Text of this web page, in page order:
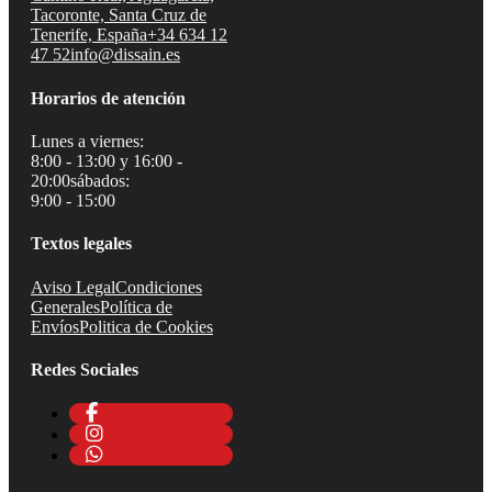
Tacoronte, Santa Cruz de
Tenerife, España+34 634 12
47 52info@dissain.es
Horarios de atención
Lunes a viernes:
8:00 - 13:00 y 16:00 -
20:00sábados:
9:00 - 15:00
Textos legales
Aviso LegalCondiciones
GeneralesPolítica de
EnvíosPolitica de Cookies
Redes Sociales